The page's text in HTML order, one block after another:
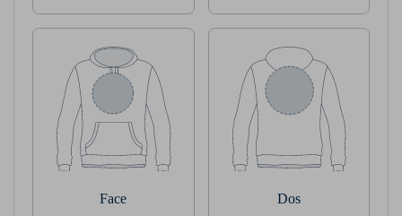
Face Dos